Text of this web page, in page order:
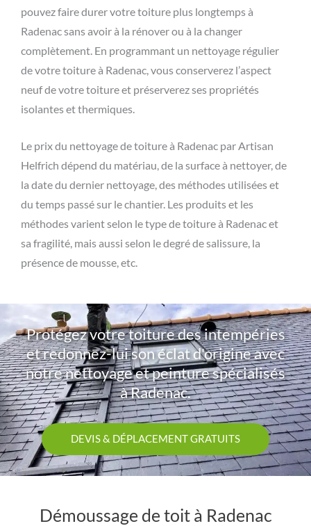
pouvez faire durer votre toiture plus longtemps à
Radenac sans avoir à la rénover ou à la changer
complètement. En programmant un nettoyage régulier
de votre toiture à Radenac, vous conserverez l’aspect
neuf de votre toiture et préserverez ses propriétés
isolantes et thermiques.
Le prix du nettoyage de toiture à Radenac par Artisan
Helfrich dépend du matériau, de la surface à nettoyer, de
la date du dernier nettoyage, des méthodes utilisées et
du temps passé sur le chantier. Les produits et les
méthodes varient selon le type de toiture à Radenac et
sa fragilité, mais aussi selon le degré de salissure, la
présence de mousse, etc.
Protégez votre toiture des intempéries
et redonnez-lui son éclat d'origine avec
notre nettoyage et peinture spécialisés
à Radenac.
DEVIS & DÉPLACEMENT GRATUITS
Démoussage de toit à Radenac